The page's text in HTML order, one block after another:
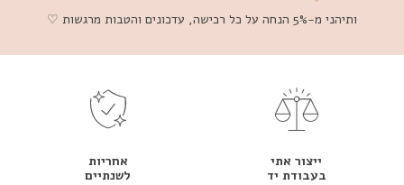
ותיהני מ-5% הנחה על כל רכישה, עדכונים והטבות מרגשות ♡
ייצור אתי
בעבודת יד
אחריות
לשנתיים